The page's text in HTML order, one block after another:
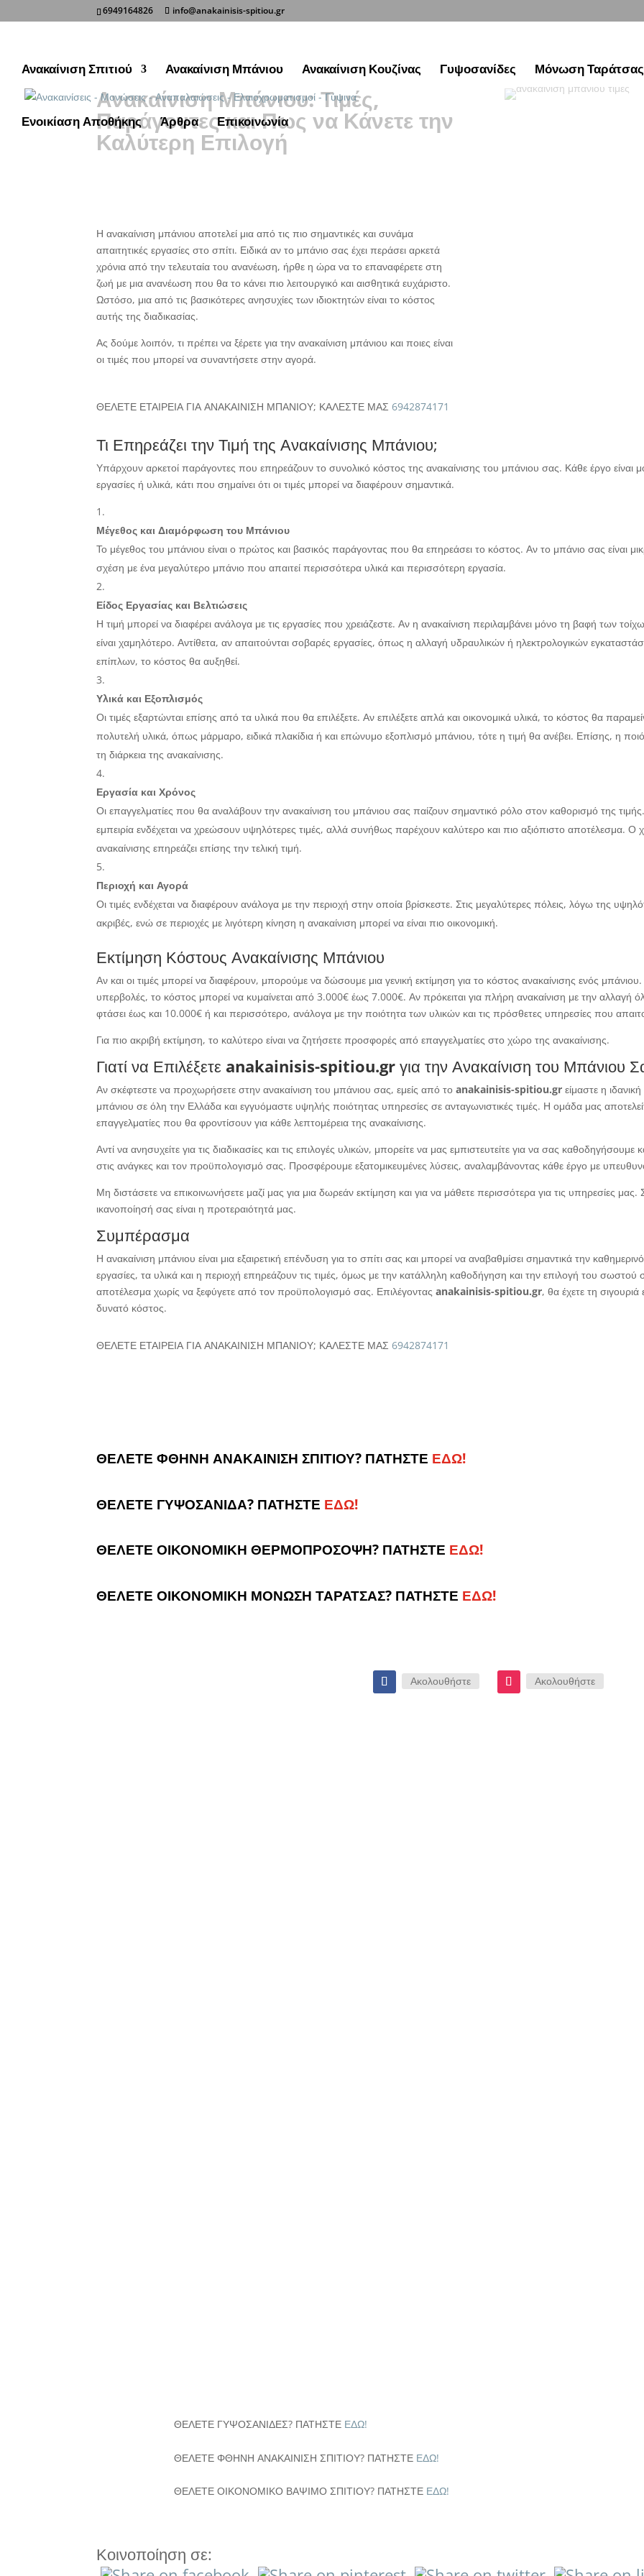
6949164826 info@anakainisis-spitiou.gr
Ανακαίνιση Σπιτιού Ανακαίνιση Μπάνιου Ανακαίνιση Κουζίνας Γυψοσανίδες Μόνωση Ταράτσας
Ενοικίαση Αποθήκης Άρθρα Επικοινωνία
Ανακαίνιση Μπάνιου: Τιμές,
Παράγοντες και Πως να Κάνετε την
Καλύτερη Επιλογή
Η ανακαίνιση μπάνιου αποτελεί μια από τις πιο σημαντικές και συνάμα
απαιτητικές εργασίες στο σπίτι. Ειδικά αν το μπάνιο σας έχει περάσει αρκετά
χρόνια από την τελευταία του ανανέωση, ήρθε η ώρα να το επαναφέρετε στη
ζωή με μια ανανέωση που θα το κάνει πιο λειτουργικό και αισθητικά ευχάριστο.
Ωστόσο, μια από τις βασικότερες ανησυχίες των ιδιοκτητών είναι το κόστος
αυτής της διαδικασίας.
Ας δούμε λοιπόν, τι πρέπει να ξέρετε για την ανακαίνιση μπάνιου και ποιες είναι
οι τιμές που μπορεί να συναντήσετε στην αγορά.
ΘΕΛΕΤΕ ΕΤΑΙΡΕΙΑ ΓΙΑ ΑΝΑΚΑΙΝΙΣΗ ΜΠΑΝΙΟΥ; ΚΑΛΕΣΤΕ ΜΑΣ6942874171
Τι Επηρεάζει την Τιμή της Ανακαίνισης Μπάνιου;
Υπάρχουν αρκετοί παράγοντες που επηρεάζουν το συνολικό κόστος της ανακαίνισης του μπάνιου σας. Κάθε έργο είναι
εργασίες ή υλικά, κάτι που σημαίνει ότι οι τιμές μπορεί να διαφέρουν σημαντικά.
Μέγεθος και Διαμόρφωση του Μπάνιου
Το μέγεθος του μπάνιου είναι ο πρώτος και βασικός παράγοντας που θα επηρεάσει το κόστος. Αν το μπάνιο σας είναι
σχέση με ένα μεγαλύτερο μπάνιο που απαιτεί περισσότερα υλικά και περισσότερη εργασία.
Είδος Εργασίας και Βελτιώσεις
Η τιμή μπορεί να διαφέρει ανάλογα με τις εργασίες που χρειάζεστε. Αν η ανακαίνιση περιλαμβάνει μόνο τη βαφή των
είναι χαμηλότερο. Αντίθετα, αν απαιτούνται σοβαρές εργασίες, όπως η αλλαγή υδραυλικών ή ηλεκτρολογικών
επίπλων, το κόστος θα αυξηθεί.
Υλικά και Εξοπλισμός
Οι τιμές εξαρτώνται επίσης από τα υλικά που θα επιλέξετε. Αν επιλέξετε απλά και οικονομικά υλικά, το κόστος θα
πολυτελή υλικά, όπως μάρμαρο, ειδικά πλακίδια ή και επώνυμο εξοπλισμό μπάνιου, τότε η τιμή θα ανέβει. Επίσης, η
τη διάρκεια της ανακαίνισης.
Εργασία και Χρόνος
Οι επαγγελματίες που θα αναλάβουν την ανακαίνιση του μπάνιου σας παίζουν σημαντικό ρόλο στον καθορισμό της
εμπειρία ενδέχεται να χρεώσουν υψηλότερες τιμές, αλλά συνήθως παρέχουν καλύτερο και πιο αξιόπιστο αποτέλεσμα. Ο
ανακαίνισης επηρεάζει επίσης την τελική τιμή.
Περιοχή και Αγορά
Οι τιμές ενδέχεται να διαφέρουν ανάλογα με την περιοχή στην οποία βρίσκεστε. Στις μεγαλύτερες πόλεις, λόγω της
ακριβές, ενώ σε περιοχές με λιγότερη κίνηση η ανακαίνιση μπορεί να είναι πιο οικονομική.
Εκτίμηση Κόστους Ανακαίνισης Μπάνιου
Αν και οι τιμές μπορεί να διαφέρουν, μπορούμε να δώσουμε μια γενική εκτίμηση για το κόστος ανακαίνισης ενός μπάνιου.
υπερβολές, το κόστος μπορεί να κυμαίνεται από 3.000€ έως 7.000€. Αν πρόκειται για πλήρη ανακαίνιση με την
φτάσει έως και 10.000€ ή και περισσότερο, ανάλογα με την ποιότητα των υλικών και τις πρόσθετες υπηρεσίες που
Για πιο ακριβή εκτίμηση, το καλύτερο είναι να ζητήσετε προσφορές από επαγγελματίες στο χώρο της ανακαίνισης.
Γιατί να Επιλέξετε anakainisis-spitiou.gr για την Ανακαίνιση του Μπάνιου
Αν σκέφτεστε να προχωρήσετε στην ανακαίνιση του μπάνιου σας, εμείς από τοanakainisis-spitiou.gr είμαστε η
μπάνιου σε όλη την Ελλάδα και εγγυόμαστε υψηλής ποιότητας υπηρεσίες σε ανταγωνιστικές τιμές. Η ομάδα μας
επαγγελματίες που θα φροντίσουν για κάθε λεπτομέρεια της ανακαίνισης.
Αντί να ανησυχείτε για τις διαδικασίες και τις επιλογές υλικών, μπορείτε να μας εμπιστευτείτε για να σας
στις ανάγκες και τον προϋπολογισμό σας. Προσφέρουμε εξατομικευμένες λύσεις, αναλαμβάνοντας κάθε έργο με
Μη διστάσετε να επικοινωνήσετε μαζί μας για μια δωρεάν εκτίμηση και για να μάθετε περισσότερα για τις υπηρεσίες μας.
ικανοποίησή σας είναι η προτεραιότητά μας.
Συμπέρασμα
Η ανακαίνιση μπάνιου είναι μια εξαιρετική επένδυση για το σπίτι σας και μπορεί να αναβαθμίσει σημαντικά την
εργασίες, τα υλικά και η περιοχή επηρεάζουν τις τιμές, όμως με την κατάλληλη καθοδήγηση και την επιλογή του σωστού
αποτέλεσμα χωρίς να ξεφύγετε από τον προϋπολογισμό σας. Επιλέγονταςanakainisis-spitiou.gr, θα έχετε τη
δυνατό κόστος.
ΘΕΛΕΤΕ ΕΤΑΙΡΕΙΑ ΓΙΑ ΑΝΑΚΑΙΝΙΣΗ ΜΠΑΝΙΟΥ; ΚΑΛΕΣΤΕ ΜΑΣ6942874171
ΘΕΛΕΤΕ ΦΘΗΝΗ ΑΝΑΚΑΙΝΙΣΗ ΣΠΙΤΙΟΥ? ΠΑΤΗΣΤΕ ΕΔΩ!
ΘΕΛΕΤΕ ΓΥΨΟΣΑΝΙΔΑ? ΠΑΤΗΣΤΕ ΕΔΩ!
ΘΕΛΕΤΕ ΟΙΚΟΝΟΜΙΚΗ ΘΕΡΜΟΠΡΟΣΟΨΗ? ΠΑΤΗΣΤΕ ΕΔΩ!
ΘΕΛΕΤΕ ΟΙΚΟΝΟΜΙΚΗ ΜΟΝΩΣΗ ΤΑΡΑΤΣΑΣ? ΠΑΤΗΣΤΕ ΕΔΩ!
Ακολουθήστε Ακολουθήστε
ΘΕΛΕΤΕ ΓΥΨΟΣΑΝΙΔΕΣ? ΠΑΤΗΣΤΕΕΔΩ!
ΘΕΛΕΤΕ ΦΘΗΝΗ ΑΝΑΚΑΙΝΙΣΗ ΣΠΙΤΙΟΥ? ΠΑΤΗΣΤΕ ΕΔΩ!
ΘΕΛΕΤΕ ΟΙΚΟΝΟΜΙΚΟ ΒΑΨΙΜΟ ΣΠΙΤΙΟΥ? ΠΑΤΗΣΤΕ ΕΔΩ!
Κοινοποίηση σε: